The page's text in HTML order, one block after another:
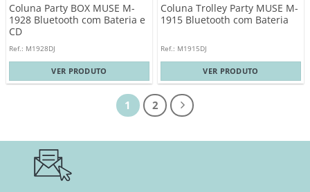
Coluna Party BOX MUSE M-
1928 Bluetooth com Bateria e
CD
Ref.: M1928DJ
VER PRODUTO
Coluna Trolley Party MUSE M-
1915 Bluetooth com Bateria
Ref.: M1915DJ
VER PRODUTO
1 2